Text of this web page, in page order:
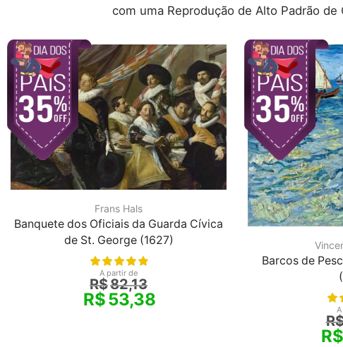
com uma Reprodução de Alto Padrão
Frans Hals
Banquete dos Oficiais da Guarda Cívica
de St. George (1627)
A partir de
R$82,13
R$53,38
Barcos de
R$